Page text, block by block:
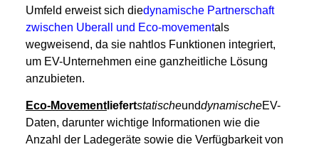
Umfeld erweist sich diedynamische Partnerschaft
zwischen Uberall und Eco-movementals
wegweisend, da sie nahtlos Funktionen integriert,
um EV-Unternehmen eine ganzheitliche Lösung
anzubieten.
Eco-Movement liefertstatischeunddynamischeEV-
Daten, darunter wichtige Informationen wie die
Anzahl der Ladegeräte sowie die Verfügbarkeit von